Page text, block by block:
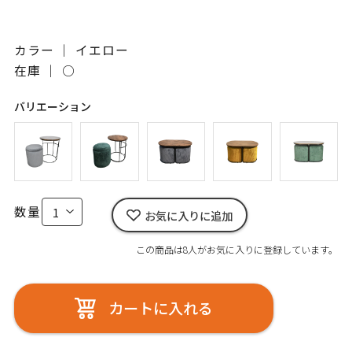
カラー ｜ イエロー
在庫 ｜ ○
バリエーション
数量 お気に入りに追加
この商品は8人がお気に入りに登録しています。
カートに入れる